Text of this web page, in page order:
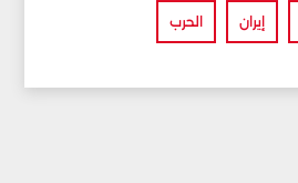
إيران الحرب